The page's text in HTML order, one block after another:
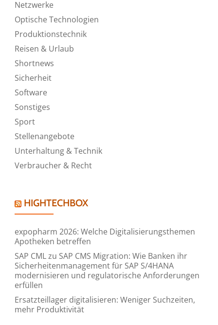
Netzwerke
Optische Technologien
Produktionstechnik
Reisen & Urlaub
Shortnews
Sicherheit
Software
Sonstiges
Sport
Stellenangebote
Unterhaltung & Technik
Verbraucher & Recht
HIGHTECHBOX
expopharm 2026: Welche Digitalisierungsthemen
Apotheken betreffen
SAP CML zu SAP CMS Migration: Wie Banken ihr
Sicherheitenmanagement für SAP S/4HANA
modernisieren und regulatorische Anforderungen
erfüllen
Ersatzteillager digitalisieren: Weniger Suchzeiten,
mehr Produktivität